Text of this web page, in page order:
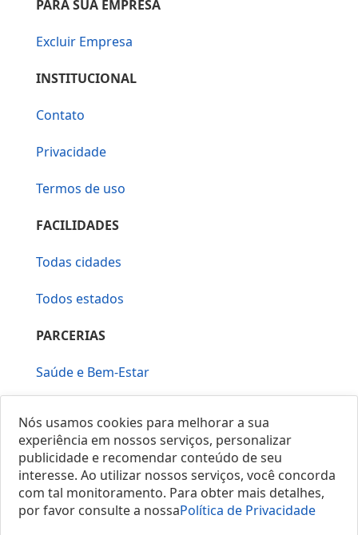
PARA SUA EMPRESA
Excluir Empresa
INSTITUCIONAL
Contato
Privacidade
Termos de uso
FACILIDADES
Todas cidades
Todos estados
PARCERIAS
Saúde e Bem-Estar
Nós usamos cookies para melhorar a sua
experiência em nossos serviços, personalizar
publicidade e recomendar conteúdo de seu
interesse. Ao utilizar nossos serviços, você concorda
com tal monitoramento. Para obter mais detalhes,
por favor consulte a nossaPolítica de Privacidade